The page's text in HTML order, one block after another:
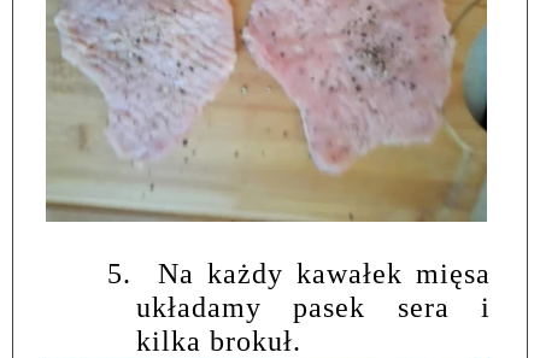
5.
Na każdy kawałek mięsa
układamy pasek sera i
kilka brokuł.